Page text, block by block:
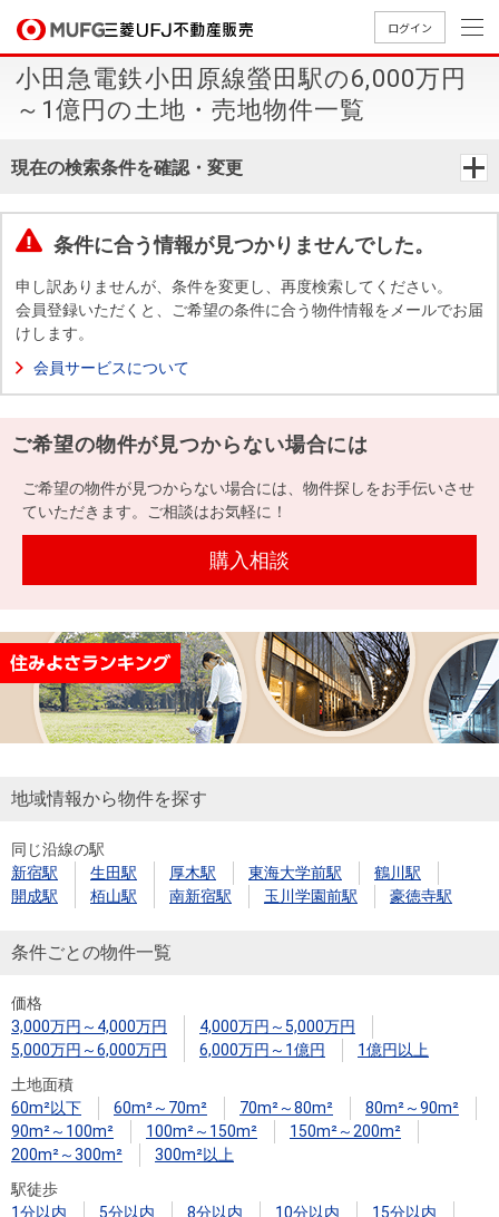
ログイン
買いたいTOP
中古
マン
ンを
探す
築・
一戸
建て
す
用
物
件
を
す
件を
探す
購入向け
サービス
住宅ロー
ンシミュ
住まい1プ
ラス（お
暮らしの
税金の本
（電子ブ
ック）
ド
売りたいTOP
無
料
定
却
談
売却
金額
試算
売却向け
周辺相場
住まい1プ
住まいと
暮らしの
税金の本
売却ガイ
ド
店舗案内TOP
店舗のご
案内（首
案内（名
案内（関
会社情報TOP
ごあいさ
つ
要
Way
経営ビジ
ョン
組織図
役員一
沿革
本社地
図
（電子ブ
ック版）
採用情報TOP
新卒採用
情報
採用情報
買いたい
売りたい
店舗案内
会社情報
採用情報
提携企業にお勤めの方
閉じる
小田急電鉄小田原線螢田駅の6,000万円
～1億円の土地・売地物件一覧
現在の検索条件を確認・変更
条件に合う情報が見つかりませんでした。
申し訳ありませんが、条件を変更し、再度検索してください。
会員登録いただくと、ご希望の条件に合う物件情報をメールでお届
けします。
会員サービスについて
ご希望の物件が見つからない場合には
ご希望の物件が見つからない場合には、物件探しをお手伝いさせ
ていただきます。ご相談はお気軽に！
購入相談
地域情報から物件を探す
同じ沿線の駅
新宿駅
生田駅 厚木駅 東海大学前駅
鶴川駅
開成駅
栢山駅 南新宿駅 玉川学園前駅 豪徳寺駅
条件ごとの物件一覧
価格
3,000万円～4,000万円
4,000万円～5,000万円
5,000万円～6,000万円
6,000万円～1億円
1億円以上
土地面積
60m²以下
60m²～70m² 70m²～80m²
80m²～90m²
90m²～100m²
100m²～150m²
150m²～200m²
200m²～300m²
300m²以上
駅徒歩
1分以内
5分以内 8分以内 10分以内
15分以内